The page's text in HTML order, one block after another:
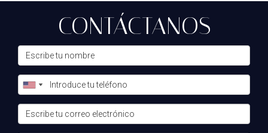
CONTÁCTANOS